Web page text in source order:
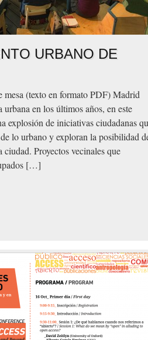
URBANO DE
mesa (texto en formato PDF) Madrid
urbana en los últimos años, en este
explosión de iniciativas ciudadanas
lo urbano y exploran la posibilidad
Proyectos vecinales que
[…]